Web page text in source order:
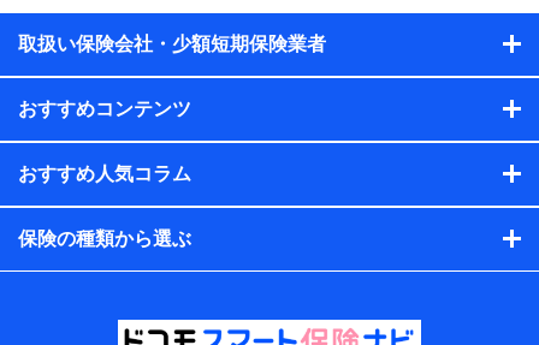
おけるユーザ登録受付および管理のため
当社又は株式会社NTTドコモと取引のあるもしくは委託を受
けている保険会社・提携会社の保険その他に関する情報を提
供するため、また維持管理等の委託業務遂行のため、またそ
れらに付帯、関連する当社、株式会社NTTドコモおよび提携
会社のサービスを案内、提供するため
（各サービスで取得したサービス利用履歴、ウェブサイトの
閲覧履歴、購買履歴、ご契約内容等のパーソナルデータを分
す。）
上記に係る案内・手続き・管理等付帯業務を行うため
取扱い保険会社・少額短期保険業者
おすすめコンテンツ
おすすめ人気コラム
保険の種類から選ぶ